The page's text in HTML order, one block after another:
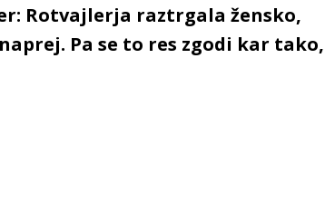
Rotvajlerja raztrgala žensko,
Pa se to res zgodi kar tako,